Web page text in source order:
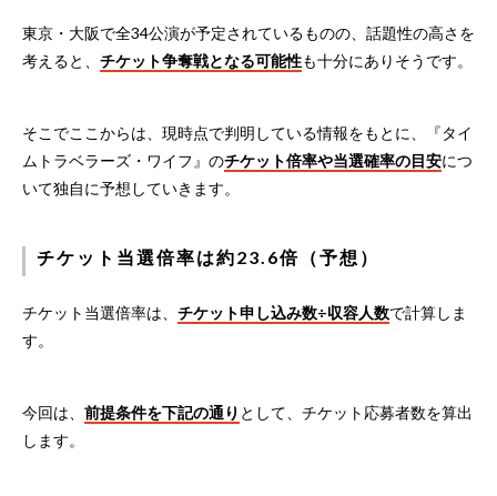
東京・大阪で全34公演が予定されているものの、話題性の高さを
考えると、 チケット争奪戦となる可能性も十分にありそうです。
そこでここからは、現時点で判明している情報をもとに、『タイ
ムトラベラーズ・ワイフ』のチケット倍率や当選確率の目安につ
いて独自に予想していきます。
チケット当選倍率は約23.6倍（予想）
チケット当選倍率は、 チケット申し込み数÷収容人数で計算しま
す。
今回は、 前提条件を下記の通り として、チケット応募者数を算出
します。